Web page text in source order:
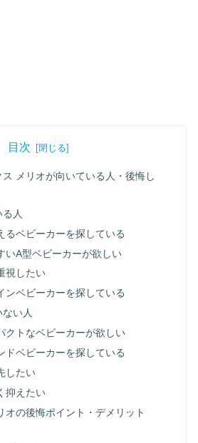
目次
メリオが向いている人・後悔し
人
るベビーカーを探している
いA型ベビーカーが欲しい
視したい
ンベビーカーを探している
い人
クトなベビーカーが欲しい
ドベビーカーを探している
したい
抑えたい
オの後悔ポイント・デメリット